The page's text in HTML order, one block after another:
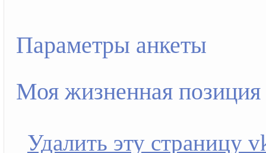
Параметры анкеты
Моя жизненная позиция
Удалить эту страницу